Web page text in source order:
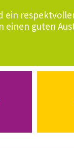
ein
einen guten